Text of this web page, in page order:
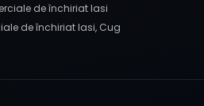
de închiriat Iasi
de închiriat Iasi, Cug